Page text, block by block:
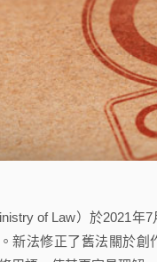
of Law）於2021年7
新法修正了舊法關於